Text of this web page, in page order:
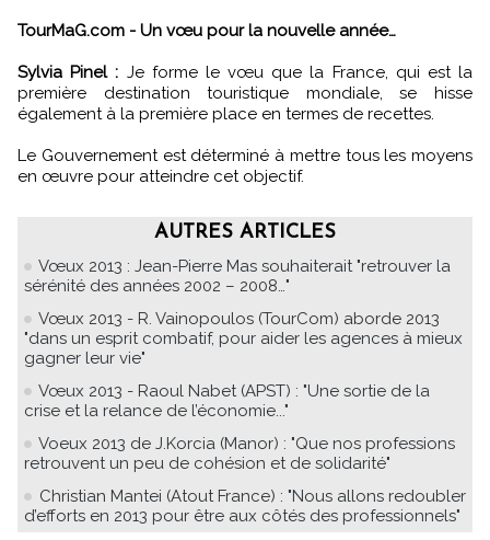
TourMaG.com - Un vœu pour la nouvelle année…
Sylvia Pinel : Je forme le vœu que la France, qui est la
première destination touristique mondiale, se hisse
également à la première place en termes de recettes.
Le Gouvernement est déterminé à mettre tous les moyens
en œuvre pour atteindre cet objectif.
AUTRES ARTICLES
Vœux 2013 : Jean-Pierre Mas souhaiterait "retrouver la
sérénité des années 2002 – 2008…"
Vœux 2013 - R. Vainopoulos (TourCom) aborde 2013
"dans un esprit combatif, pour aider les agences à mieux
gagner leur vie"
Vœux 2013 - Raoul Nabet (APST) : "Une sortie de la
crise et la relance de l’économie..."
Voeux 2013 de J.Korcia (Manor) : "Que nos professions
retrouvent un peu de cohésion et de solidarité"
Christian Mantei (Atout France) : "Nous allons redoubler
d’efforts en 2013 pour être aux côtés des professionnels"